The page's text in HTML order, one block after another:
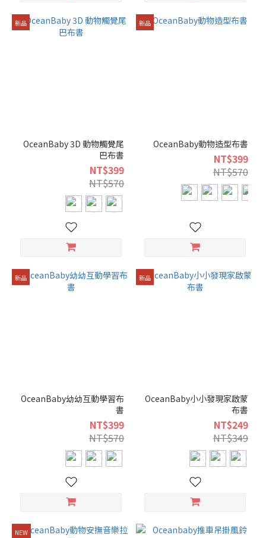
新品
OceanBaby 3D 動物觸覺尾
巴布書
NT$399
NT$570
新品
OceanBaby動物造型布書
NT$399
NT$570
新品
OceanBaby幼幼互動學習布
書
NT$399
NT$570
新品
OceanBaby小小發現家啟蒙
布書
NT$249
NT$349
NEW